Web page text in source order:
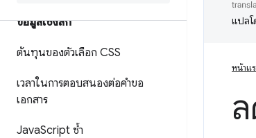
ข้อมูลเชิงลึก
ต้นทุนของตัวเลือก CSS
เวลาในการตอบสนองต่อคำขอ
เอกสาร
JavaScript ซ้ำ
แปลโ
หน้าแ